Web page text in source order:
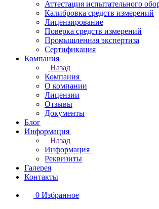
Аттестация испытательного
Калибровка средств измерений
Лицензирование
Поверка средств измерений
Промышленная экспертиза
Сертификация
Компания
Назад
Компания
О компании
Лицензии
Отзывы
Документы
Блог
Информация
Назад
Информация
Реквизиты
Галерея
Контакты
0 Избранное